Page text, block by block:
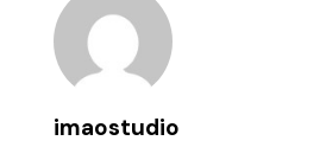
imaostudio